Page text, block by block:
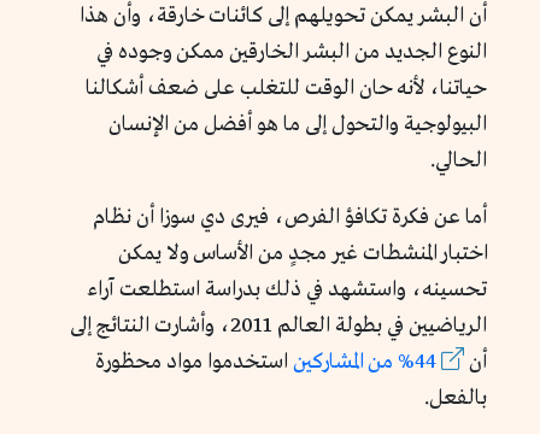
أن البشر يمكن تحويلهم إلى كائنات خارقة، وأن هذا
النوع الجديد من البشر الخارقين ممكن وجوده في
حياتنا، لأنه حان الوقت للتغلب على ضعف أشكالنا
البيولوجية والتحول إلى ما هو أفضل من الإنسان
الحالي.
أما عن فكرة تكافؤ الفرص، فيرى دي سوزا أن نظام
اختبار المنشطات غير مجدٍ من الأساس ولا يمكن
تحسينه، واستشهد في ذلك بدراسة استطلعت آراء
الرياضيين في بطولة العالم 2011، وأشارت النتائج إلى
أن
44% من المشاركين
استخدموا مواد محظورة
بالفعل.